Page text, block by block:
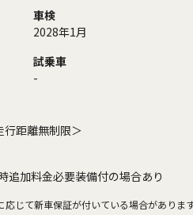
車検
2028年1月
試乗車
-
距離無制限＞
追加料金必要装備付の場合あり
じて新車保証が付いている場合がありま